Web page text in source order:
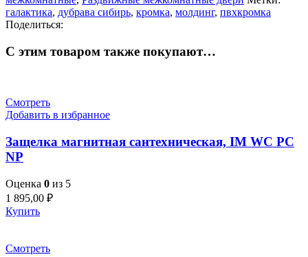
галактика, дубрава сибирь, кромка, молдинг, пвхкромка
Поделиться:
С этим товаром также покупают…
Смотреть
Добавить в избранное
Защелка магнитная сантехническая, IM WC PC
NP
Оценка 0 из 5
1 895,00 ₽
Купить
Смотреть